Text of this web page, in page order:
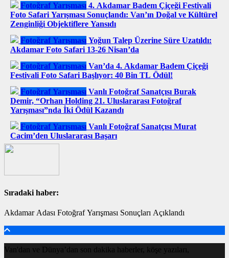
Fotoğraf Yarışması 4. Akdamar Badem Çiçeği Festivali
Foto Safari Yarışması Sonuçlandı: Van’ın Doğal ve Kültürel
Zenginliği Objektiflere Yansıdı
Fotoğraf Yarışması Yoğun Talep Üzerine Süre Uzatıldı:
Akdamar Foto Safari 13-26 Nisan’da
Fotoğraf Yarışması Van’da 4. Akdamar Badem Çiçeği
Festivali Foto Safari Başlıyor: 40 Bin TL Ödül!
Fotoğraf Yarışması Vanlı Fotoğraf Sanatçısı Burak
Demir, “Orhan Holding 21. Uluslararası Fotoğraf
Yarışması”nda İki Ödül Kazandı
Fotoğraf Yarışması Vanlı Fotoğraf Sanatçısı Murat
Cacim’den Uluslararası Başarı
Sıradaki haber:
Akdamar Adası Fotoğraf Yarışması Sonuçları Açıklandı
Van'dan ve Dünya’dan son dakika haberler, köşe yazıları,